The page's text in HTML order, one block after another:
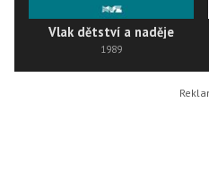
Vlak dětství a naděje
1989